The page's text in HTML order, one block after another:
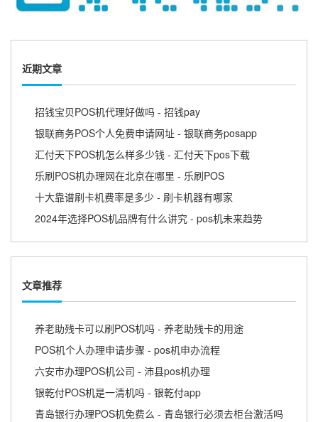
近期文章
招钱宝贝POS机代理好做吗 - 招钱pay
银联商务POS个人免费申请网址 - 银联商务posapp
汇付天下POS机怎么样多少钱 - 汇付天下pos下载
乐刷POS机办理网在北京在哪里 - 乐刷POS
十大靠谱刷卡机费率是多少 - 刷卡机器有哪家
2024年选择POS机品牌有什么讲究 - pos机未来趋势
文章推荐
养老助残卡可以刷POS机吗 - 养老助残卡的用途
POS机个人办理申请步骤 - pos机申办流程
六安市办理POS机公司 - 沛县pos机办理
银乾付POS机是一清机吗 - 银乾付app
青岛银行办理POS机免费么 - 青岛银行必须去柜台激活吗